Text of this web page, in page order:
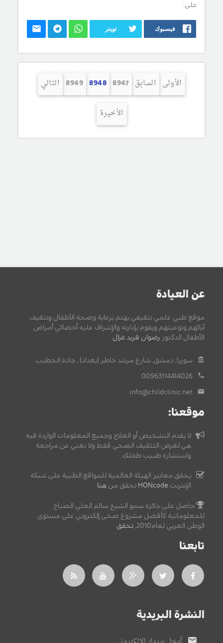
على:
فيسبوك تويتر
الأولى السابق 8947
8948
8949 التالي
الأخيرة
عن العيادة
موقع طبي علمي تثقيفي يهتم برعاية وصحة الأطفال وتثقيف
آبائهم وتوعيتهم ويقوم بإدارته والإشراف عليه أخصائي أمراض
الأطفال الدكتور رضوان فريد غزال.
سوريا, دمشق, شارع مرشد خاطر (بغداد) , جادة الخطيب.
00963114414026
info@childclinic.net
موقعنا:
لا يقدم التشخيص أو العلاج وجميع المعلومات الواردة فيه
هي لغرض التثقيف الصحي فقط ولا تغني عن مراجعة
واستشارة طبيب طفلك.
يحقق معايير الهيئة العالمية للمواقع الطبية على شبكة
الإنترنت HONcode تحقق من هنا
حاصل على جائزة سمو الشيخ سالم العلي الصباح
للمعلوماتية كأفضل مشروع صحي إلكتروني على مستوى
الوطن العربي لعام2010,
تحقق.
تابعنا
النشرة البريدية